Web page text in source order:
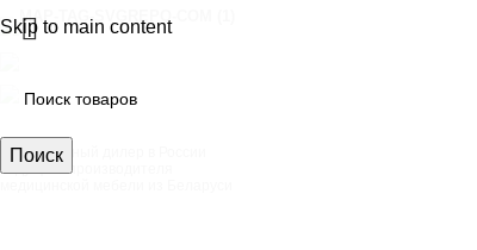
Skip to main content
Официальный дилер в России
ведущего производителя
Поиск